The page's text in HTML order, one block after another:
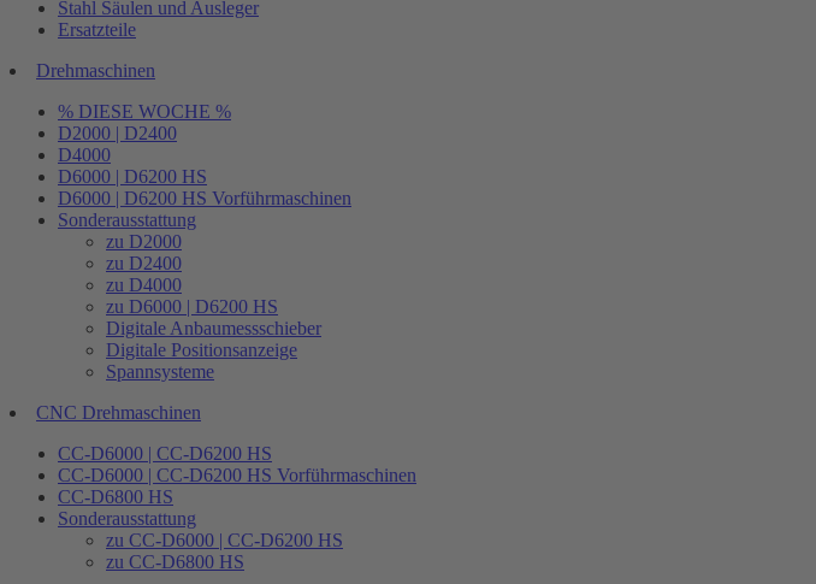
Stahl Säulen und Ausleger
Ersatzteile
Drehmaschinen
% DIESE WOCHE %
D2000 | D2400
D4000
D6000 | D6200 HS
D6000 | D6200 HS Vorführmaschinen
Sonderausstattung
zu D2000
zu D2400
zu D4000
zu D6000 | D6200 HS
Digitale Anbaumessschieber
Digitale Positionsanzeige
Spannsysteme
CNC Drehmaschinen
CC-D6000 | CC-D6200 HS
CC-D6000 | CC-D6200 HS Vorführmaschinen
CC-D6800 HS
Sonderausstattung
zu CC-D6000 | CC-D6200 HS
zu CC-D6800 HS